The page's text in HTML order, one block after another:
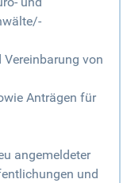
von
Anträgen für
angemeldeter
und